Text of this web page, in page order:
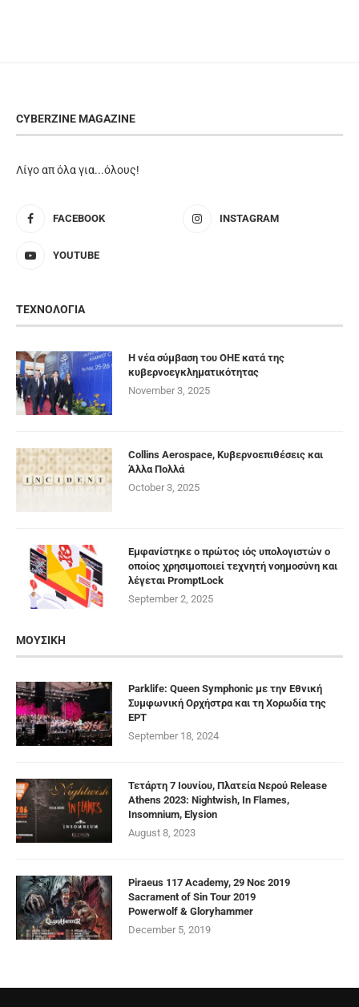
CYBERZINE MAGAZINE
Λίγο απ όλα για...όλους!
FACEBOOK INSTAGRAM
YOUTUBE
ΤΕΧΝΟΛΟΓΙΑ
Η νέα σύμβαση του ΟΗΕ κατά της
κυβερνοεγκληματικότητας
November 3, 2025
Collins Aerospace, Κυβερνοεπιθέσεις και
Άλλα Πολλά
October 3, 2025
Εμφανίστηκε ο πρώτος ιός υπολογιστών ο
οποίος χρησιμοποιεί τεχνητή νοημοσύνη και
λέγεται PromptLock
September 2, 2025
ΜΟΥΣΙΚΗ
Parklife: Queen Symphonic με την Εθνική
Συμφωνική Ορχήστρα και τη Χορωδία της
ΕΡΤ
September 18, 2024
Τετάρτη 7 Ιουνίου, Πλατεία Νερού Release
Athens 2023: Nightwish, In Flames,
Insomnium, Elysion
August 8, 2023
Piraeus 117 Academy, 29 Νοε 2019
Sacrament of Sin Tour 2019
Powerwolf & Gloryhammer
December 5, 2019